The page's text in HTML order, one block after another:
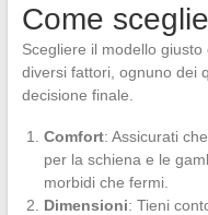
Come
Scegliere il modello giusto
diversi fattori, ognuno dei
decisione finale.
Comfort: Assicurati
per la schiena e le
morbidi che fermi.
Dimensioni: Tieni